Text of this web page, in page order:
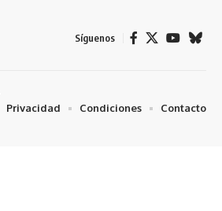
Síguenos
Privacidad Condiciones Contacto